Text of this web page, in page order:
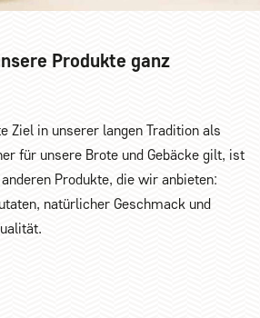
Produkte ganz
Ziel in unserer langen Tradition als
für unsere Brote und Gebäcke gilt, ist
Produkte, die wir anbieten:
natürlicher Geschmack und